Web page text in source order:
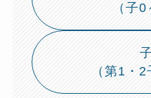
（子
（第1・